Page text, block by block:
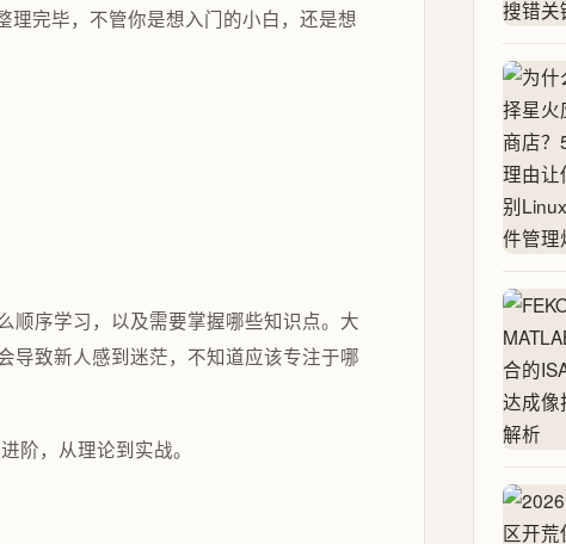
理完毕，不管你是想入门的小白，还是想
顺序学习，以及需要掌握哪些知识点。大
导致新人感到迷茫，不知道应该专注于哪
阶，从理论到实战。